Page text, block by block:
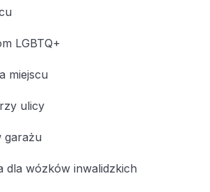
LGBTQ+
miejscu
ulicy
garażu
dla wózków inwalidzkich